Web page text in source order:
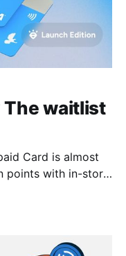
The waitlist
Card is almost
points with in-store